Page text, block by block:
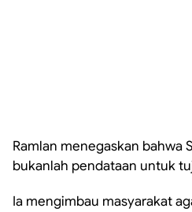
Ramlan menegaskan bahwa
bukanlah pendataan untuk
Ia mengimbau masyarakat